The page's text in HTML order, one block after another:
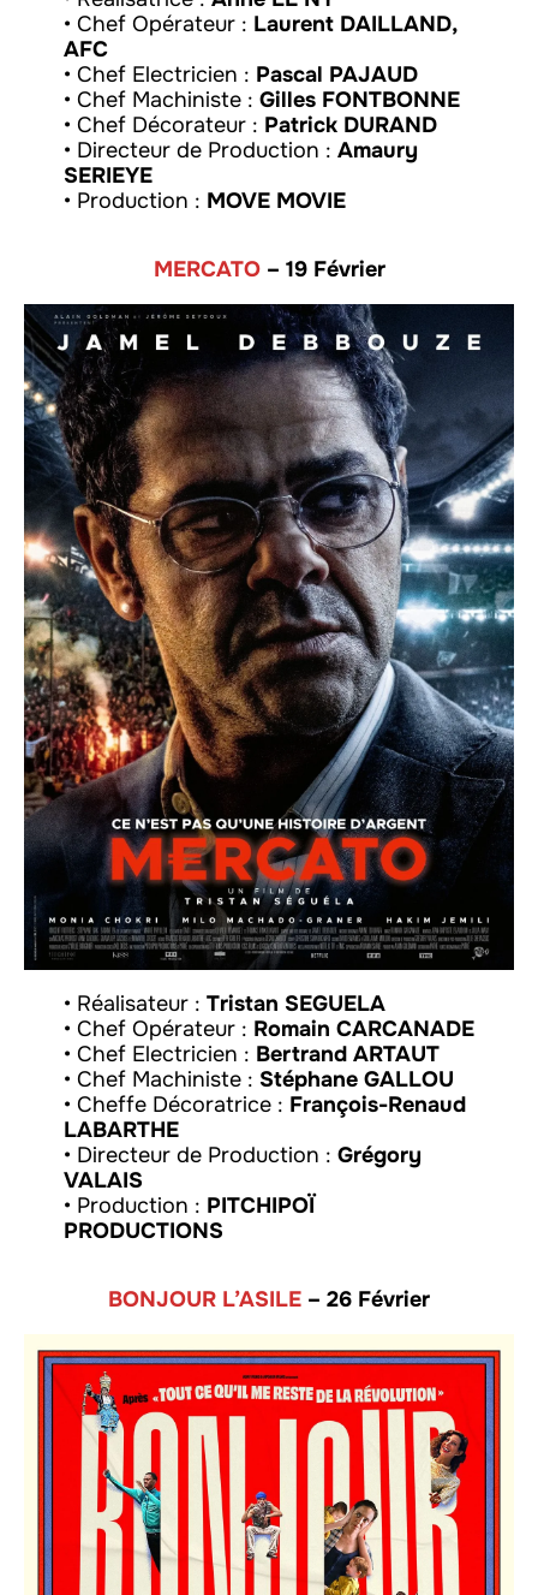
• Chef Opérateur : Laurent DAILLAND,
AFC
• Chef Electricien : Pascal PAJAUD
• Chef Machiniste : Gilles FONTBONNE
• Chef Décorateur : Patrick DURAND
• Directeur de Production : Amaury
SERIEYE
• Production : MOVE MOVIE
MERCATO – 19 Février
• Réalisateur : Tristan SEGUELA
• Chef Opérateur : Romain CARCANADE
• Chef Electricien : Bertrand ARTAUT
• Chef Machiniste : Stéphane GALLOU
• Cheffe Décoratrice : François-Renaud
LABARTHE
• Directeur de Production : Grégory
VALAIS
• Production : PITCHIPOÏ
PRODUCTIONS
BONJOUR L’ASILE – 26 Février